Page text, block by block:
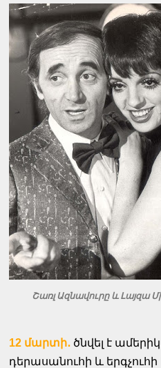
Շառլ Ազնավուրը և Լայզա
12 մարտի․ ծնվել է
դերասանուհի և երգչուհի